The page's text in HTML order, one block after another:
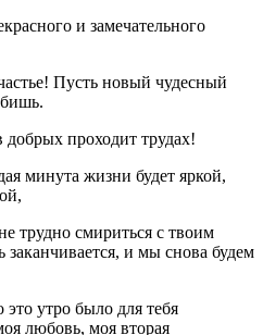
и замечательного
Пусть новый чудесный
проходит трудах!
минута жизни будет яркой,
трудно смириться с твоим
и мы снова будем
это утро было для тебя
любовь, моя вторая